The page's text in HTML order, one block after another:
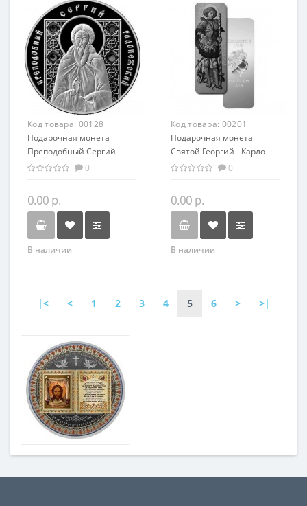
Код товара: 00128
Подарочная монета
Преподобный Сергий
Радонежский серебро
0
0.00 р.
В наличии
Код товара: 00201
Подарочная монета
Святой Георгий - Карло
Кривелли серебро 62.20 гр
0
0.00 р.
В наличии
|< < 1 2 3 4 5 6 > >|